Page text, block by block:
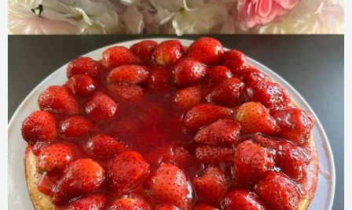
HEJ Natural Cafori Gregas Imkerei Xucker
Asian Food Lovers
Clean Foods myTime Vinatis
Coffeemakers Dallmayr Pretty NamNam
brandnooz Silkes Weinkeller Ludwig von Kapff
Rum & Co GEFRO Upfit Gewürzland
Meravino The Scotch Malt Whisky Society